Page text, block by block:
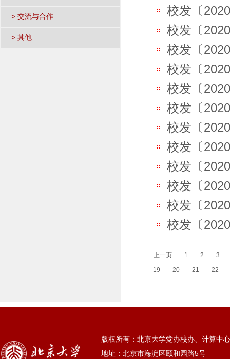
> 交流与合作
> 其他
校发〔
校发〔
校发〔
校发〔
校发〔
校发〔
校发〔
校发〔
校发〔
校发〔
校发〔
校发〔
上一页 1 2 3
19 20 21 22
版权所有：北京大学党办校办、计算中心
地址：北京市海淀区颐和园路5号